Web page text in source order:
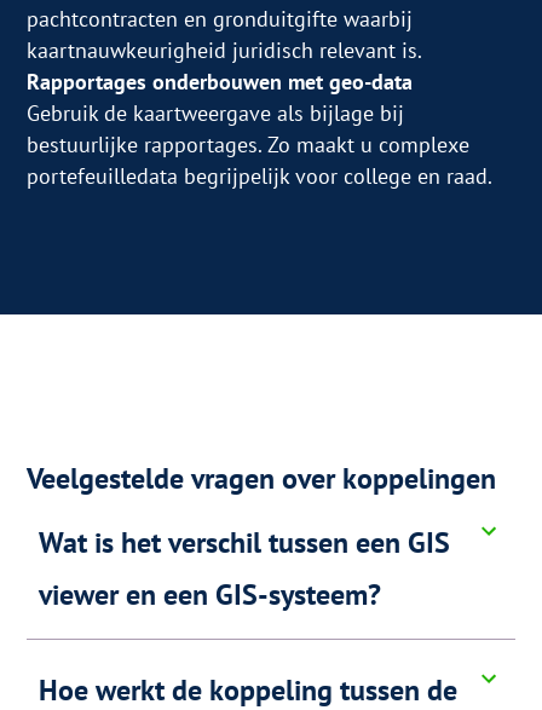
pachtcontracten en gronduitgifte waarbij
kaartnauwkeurigheid juridisch relevant is.
Rapportages onderbouwen met geo-data
Gebruik de kaartweergave als bijlage bij
bestuurlijke rapportages. Zo maakt u complexe
portefeuilledata begrijpelijk voor college en raad.
Veelgestelde vragen over koppelingen
Wat is het verschil tussen een GIS
viewer en een GIS-systeem?
Hoe werkt de koppeling tussen de